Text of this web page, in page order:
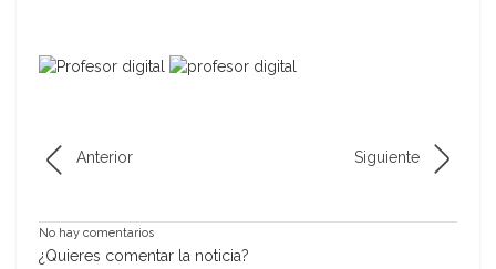
Anterior Siguiente
No hay comentarios
¿Quieres comentar la noticia?